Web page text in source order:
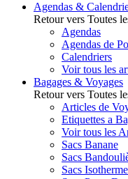
Agendas &
Retour vers Toutes
Agendas
Agendas de
Calendriers
Voir tous les
Bagages & Voyages
Retour vers Toutes
Articles de
Etiquettes a
Voir tous les
Sacs Banane
Sacs
Sacs